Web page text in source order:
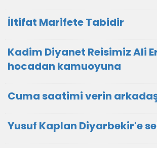
İltifat Marifete Tabidir
Kadim Diyanet Reisimiz Ali
hocadan kamuoyuna
Cuma saatimi verin
Yusuf Kaplan Diyarbekir'e